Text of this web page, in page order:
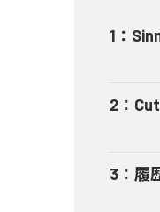
1 ：
2 ：
3 ： 履